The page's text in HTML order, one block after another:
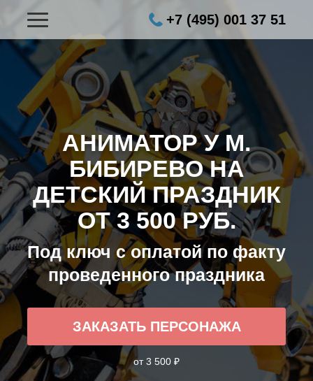
+7 (495) 001 37 51
АНИМАТОР У М.
БИБИРЕВО НА
ДЕТСКИЙ ПРАЗДНИК
ОТ 3 500 РУБ.
Под ключ с оплатой по факту
проведенного праздника
ЗАКАЗАТЬ ПЕРСОНАЖА
от 3 500 ₽